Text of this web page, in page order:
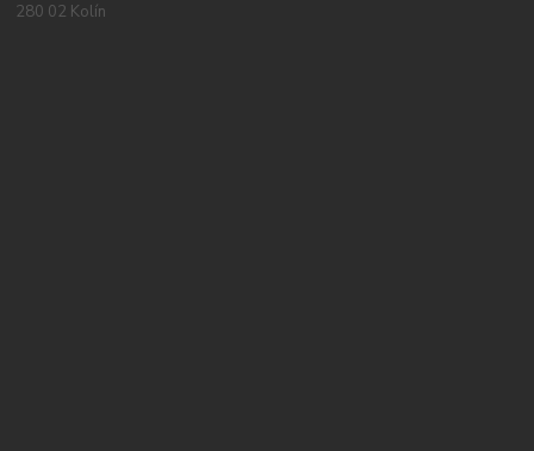
280 02 Kolín